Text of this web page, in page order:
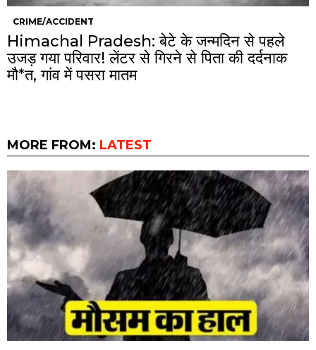
CRIME/ACCIDENT
Himachal Pradesh: बेटे के जन्मदिन से पहले
उजड़ गया परिवार! लेंटर से गिरने से पिता की दर्दनाक
मौ*त, गांव में पसरा मातम
MORE FROM: LATEST